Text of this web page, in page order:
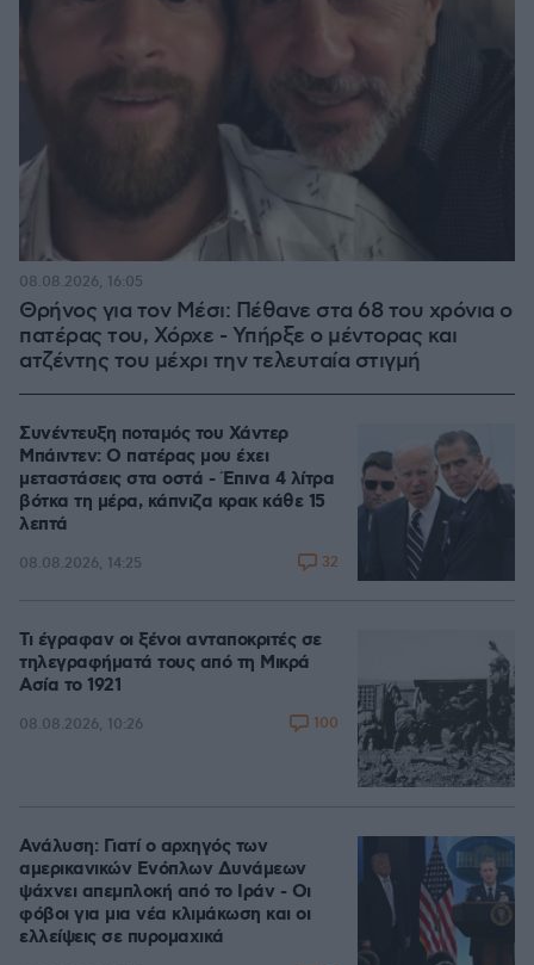
Θρήνος για τον Μέσι: Πέθανε στα 68 του χρόνια ο
πατέρας του, Χόρχε - Υπήρξε ο μέντορας και
ατζέντης του μέχρι την τελευταία στιγμή
08.08.2026, 16:05
Συνέντευξη ποταμός του Χάντερ
Μπάιντεν: Ο πατέρας μου έχει
μεταστάσεις στα οστά - Έπινα 4 λίτρα
βότκα τη μέρα, κάπνιζα κρακ κάθε 15
λεπτά
08.08.2026, 14:25 32
Τι έγραφαν οι ξένοι ανταποκριτές σε
τηλεγραφήματά τους από τη Μικρά
Ασία το 1921
08.08.2026, 10:26 100
Ανάλυση: Γιατί ο αρχηγός των
αμερικανικών Ενόπλων Δυνάμεων
ψάχνει απεμπλοκή από το Ιράν - Οι
φόβοι για μια νέα κλιμάκωση και οι
ελλείψεις σε πυρομαχικά